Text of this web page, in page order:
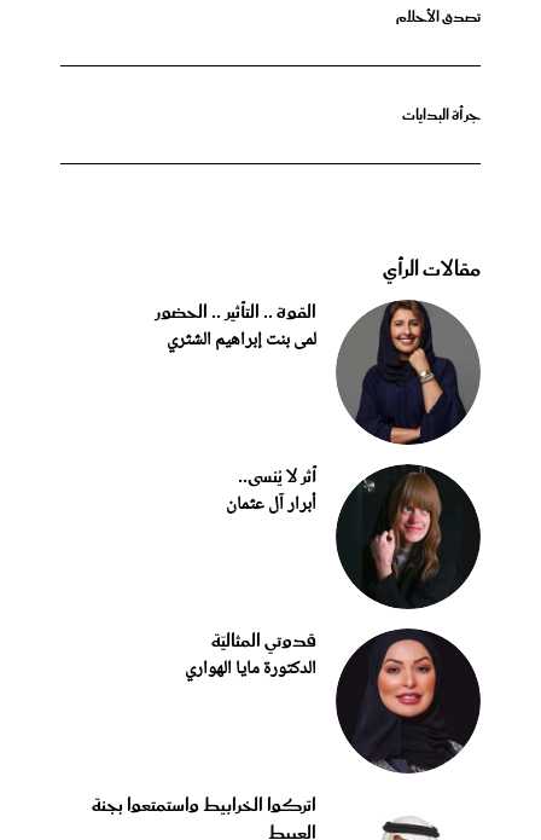
تصدق الأحلام
جرأة البدايات
مقالات الرأي
القوة .. التأثير .. الحضور
لمى بنت إبراهيم الشثري
أثر لا يُنسى..
أبرار آل عثمان
قدوتي المثاليّة
الدكتورة مايا الهواري
اتركوا الخرابيط واستمتعوا بجنة